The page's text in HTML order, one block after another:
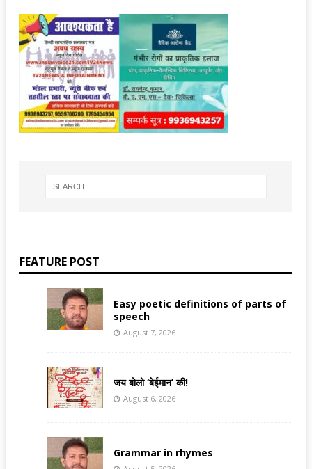
FEATURE POST
Easy poetic definitions of parts of
speech
August 7, 2026
जय बोलो ‘बेईमान’ की!
August 6, 2026
Grammar in rhymes